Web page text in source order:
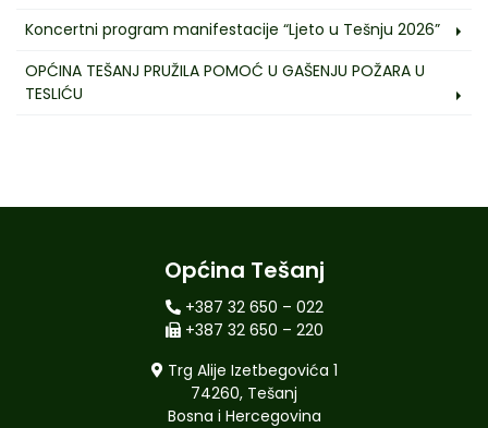
Koncertni program manifestacije “Ljeto u Tešnju 2026”
OPĆINA TEŠANJ PRUŽILA POMOĆ U GAŠENJU POŽARA U
TESLIĆU
Općina Tešanj
+387 32 650 – 022
+387 32 650 – 220
Trg Alije Izetbegovića 1
74260, Tešanj
Bosna i Hercegovina